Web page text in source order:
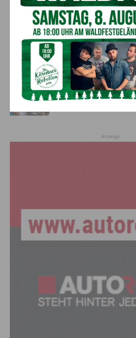
Abenteuer und
Sölle Sport in
ANZEIGE 6. August 2026
Das NOCKISFEST
Leute 6. August 2026
Anzeige